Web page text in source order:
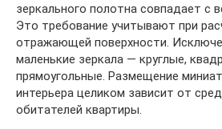
зеркального полотна совпадает с
Это требование учитывают при
отражающей поверхности.
маленькие зеркала — круглые,
прямоугольные. Размещение
интерьера целиком зависит от
обитателей квартиры.